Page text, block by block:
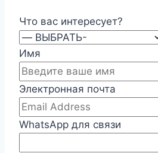
Что вас интересует?
Имя
Электронная почта
WhatsApp для связи